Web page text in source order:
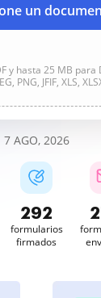
un
y hasta 25 MB para
PNG, JFIF, XLS,
7 AGO, 2026
292
formularios
firmados